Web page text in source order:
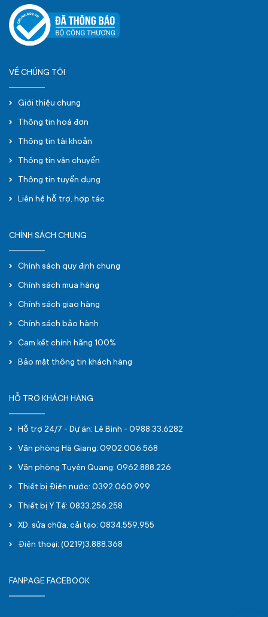
VỀ CHÚNG TÔI
Giới thiệu chung
Thông tin hoá đơn
Thông tin tài khoản
Thông tin vận chuyển
Thông tin tuyển dụng
Liên hệ hỗ trợ, hợp tác
CHÍNH SÁCH CHUNG
Chính sách quy định chung
Chính sách mua hàng
Chính sách giao hàng
Chính sách bảo hành
Cam kết chính hãng 100%
Bảo mật thông tin khách hàng
HỖ TRỢ KHÁCH HÀNG
Hỗ trợ 24/7 - Dự án: Lê Bình - 0988.33.6282
Văn phòng Hà Giang: 0902.006.568
Văn phòng Tuyên Quang: 0962.888.226
Thiết bị Điện nước: 0392.060.999
Thiết bị Y Tế: 0833.256.258
XD, sửa chữa, cải tạo: 0834.559.955
Điện thoại: (0219)3.888.368
FANPAGE FACEBOOK